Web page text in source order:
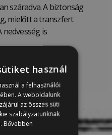
száradva. A biztonság
mielőtt a transzfert
nedvesség is
mert azok
a mintát.használ
a felhasználói
A weboldalunk
az összes süti
szabályzatunknak
Bővebben